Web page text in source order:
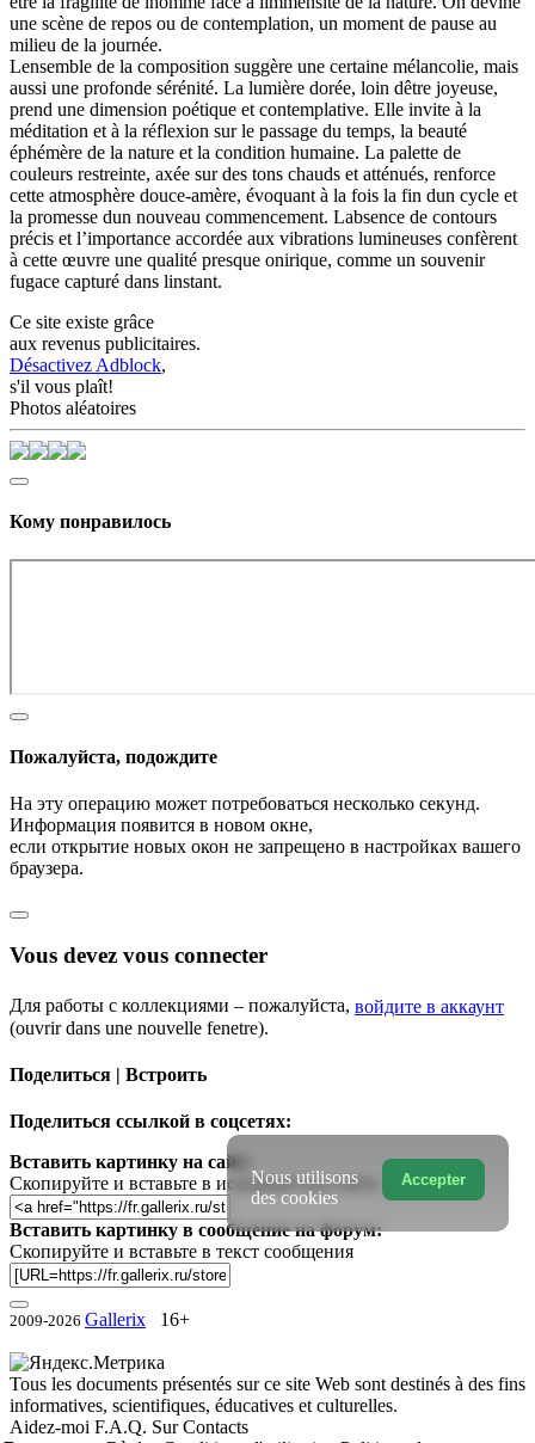
une scène de repos ou de contemplation, un moment de pause au
milieu de la journée.
Lensemble de la composition suggère une certaine mélancolie, mais
aussi une profonde sérénité. La lumière dorée, loin dêtre joyeuse,
prend une dimension poétique et contemplative. Elle invite à la
méditation et à la réflexion sur le passage du temps, la beauté
éphémère de la nature et la condition humaine. La palette de
couleurs restreinte, axée sur des tons chauds et atténués, renforce
cette atmosphère douce-amère, évoquant à la fois la fin dun cycle et
la promesse dun nouveau commencement. Labsence de contours
précis et l’importance accordée aux vibrations lumineuses confèrent
à cette œuvre une qualité presque onirique, comme un souvenir
fugace capturé dans linstant.
Ce site existe grâce
aux revenus publicitaires.
Désactivez Adblock,
s'il vous plaît!
Photos aléatoires
Кому понравилось
Пожалуйста, подождите
На эту операцию может потребоваться несколько секунд.
Информация появится в новом окне,
если открытие новых окон не запрещено в настройках вашего
браузера.
Vous devez vous connecter
Для работы с коллекциями – пожалуйста, войдите в аккаунт
(ouvrir dans une nouvelle fenetre).
Поделиться | Встроить
Поделиться ссылкой в соцсетях:
Вставить картинку на сайт:
Скопируйте и вставьте в исходный код сайта
Вставить картинку в сообщение на форум:
Скопируйте и вставьте в текст сообщения
2009-2026 Gallerix 16+
Tous les documents présentés sur ce site Web sont destinés à des fins
informatives, scientifiques, éducatives et culturelles.
Aidez-moi F.A.Q. SurContacts
Accepter
Nous utilisons
des cookies